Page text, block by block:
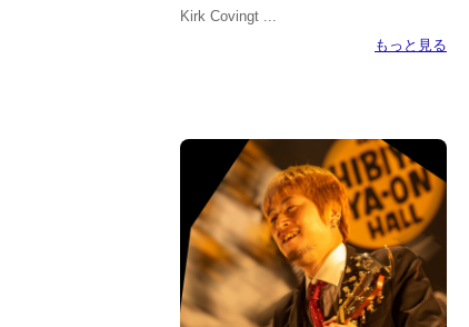
Kirk Covingt ...
もっと見る